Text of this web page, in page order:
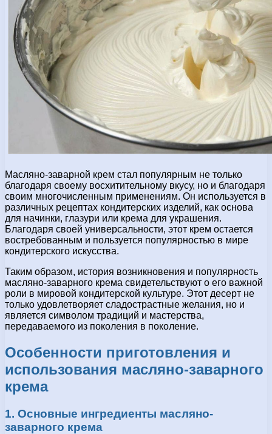
Масляно-заварной крем стал популярным не только
благодаря своему восхитительному вкусу, но и благодаря
своим многочисленным применениям. Он используется в
различных рецептах кондитерских изделий, как основа
для начинки, глазури или крема для украшения.
Благодаря своей универсальности, этот крем остается
востребованным и пользуется популярностью в мире
кондитерского искусства.
Таким образом, история возникновения и популярность
масляно-заварного крема свидетельствуют о его важной
роли в мировой кондитерской культуре. Этот десерт не
только удовлетворяет сладострастные желания, но и
является символом традиций и мастерства,
передаваемого из поколения в поколение.
Особенности приготовления и
использования масляно-заварного
крема
1. Основные ингредиенты масляно-
заварного крема